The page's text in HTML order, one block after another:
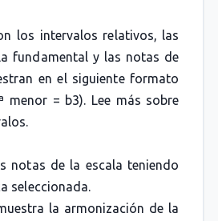
los intervalos relativos, las
fundamental y las notas de
en el siguiente formato
menor = b3). Lee más sobre
notas de la escala teniendo
seleccionada.
la armonización de la